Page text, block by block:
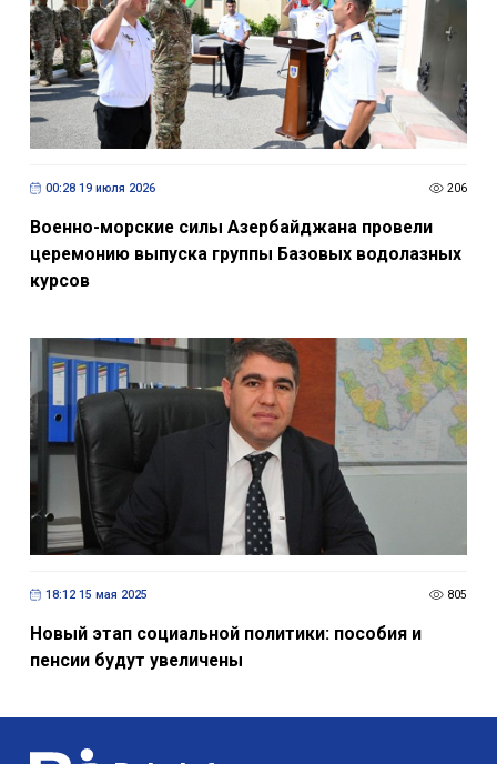
00:28 19 июля 2026 206
Военно-морские силы Азербайджана провели
церемонию выпуска группы Базовых водолазных
курсов
18:12 15 мая 2025 805
Новый этап социальной политики: пособия и
пенсии будут увеличены